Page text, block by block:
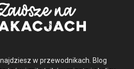
w przewodnikach. Blog